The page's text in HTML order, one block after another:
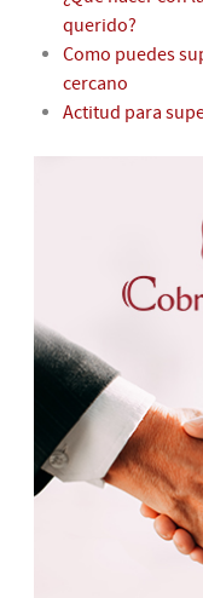
querido?
Como puedes
cercano
Actitud para